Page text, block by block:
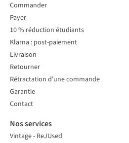
Commander
Payer
10 % réduction étudiants
Klarna : post-paiement
Livraison
Retourner
Rétractation d'une commande
Garantie
Contact
Nos services
Vintage - ReJUsed